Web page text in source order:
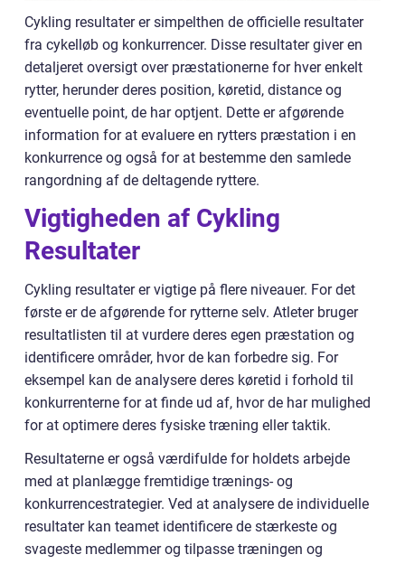
Cykling resultater er simpelthen de officielle resultater
fra cykelløb og konkurrencer. Disse resultater giver en
detaljeret oversigt over præstationerne for hver enkelt
rytter, herunder deres position, køretid, distance og
eventuelle point, de har optjent. Dette er afgørende
information for at evaluere en rytters præstation i en
konkurrence og også for at bestemme den samlede
rangordning af de deltagende ryttere.
Vigtigheden af Cykling
Resultater
Cykling resultater er vigtige på flere niveauer. For det
første er de afgørende for rytterne selv. Atleter bruger
resultatlisten til at vurdere deres egen præstation og
identificere områder, hvor de kan forbedre sig. For
eksempel kan de analysere deres køretid i forhold til
konkurrenterne for at finde ud af, hvor de har mulighed
for at optimere deres fysiske træning eller taktik.
Resultaterne er også værdifulde for holdets arbejde
med at planlægge fremtidige trænings- og
konkurrencestrategier. Ved at analysere de individuelle
resultater kan teamet identificere de stærkeste og
svageste medlemmer og tilpasse træningen og